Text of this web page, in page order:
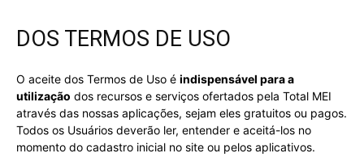
DOS TERMOS DE USO
O aceite dos Termos de Uso é indispensável para a
utilização dos recursos e serviços ofertados pela Total MEI
através das nossas aplicações, sejam eles gratuitos ou pagos.
Todos os Usuários deverão ler, entender e aceitá-los no
momento do cadastro inicial no site ou pelos aplicativos.